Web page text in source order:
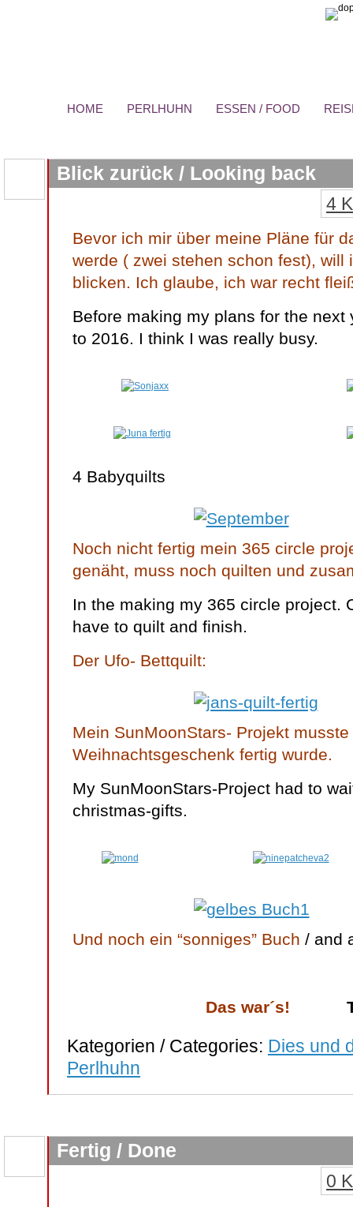
HOME PERLHUHN ESSEN / FOOD
Blick zurück / Looking back
4
Bevor ich mir über meine Pläne für
werde ( zwei stehen schon fest), will
blicken. Ich glaube, ich war recht
Before making my plans for the next
to 2016. I think I was really busy.
4 Babyquilts
Noch nicht fertig mein 365 circle
genäht, muss noch quilten und
In the making my 365 circle project.
have to quilt and finish.
Der Ufo- Bettquilt:
Mein SunMoonStars- Projekt
Weihnachtsgeschenk fertig wurde.
My SunMoonStars-Project had to
christmas-gifts.
Und noch ein “sonniges” Buch / and
Das war´s!
Kategorien / Categories: Dies und
Perlhuhn
Fertig / Done
0